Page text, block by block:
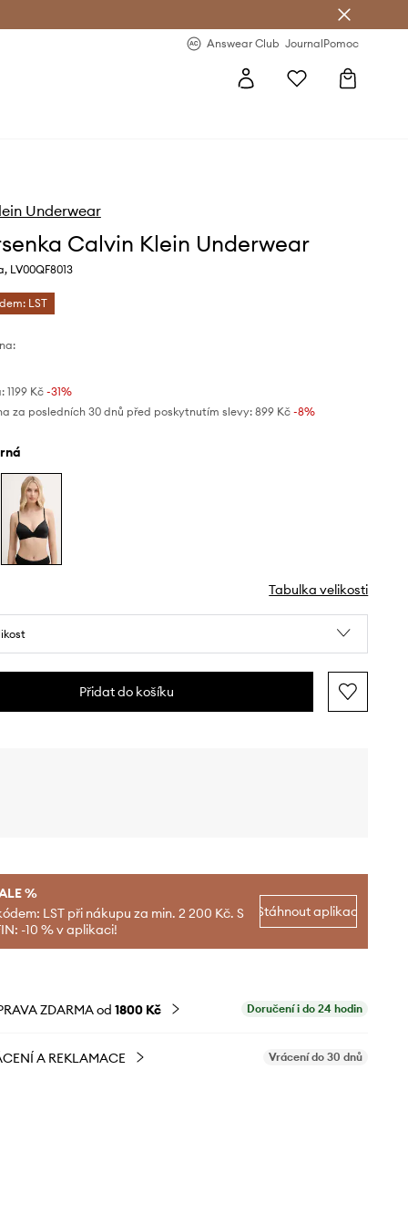
Answear Club JournalPomoc
Underwear
Calvin Klein Underwear
LV00QF8013
LST
1199 Kč-31%
za posledních 30 dnů před poskytnutím slevy: 899 Kč -8%
Tabulka velikosti
Přidat do košíku
%
LST při nákupu za min. 2 200 Kč. S
-10 % v aplikaci!
Stáhnout aplikaci
ZDARMA od 1800 Kč Doručení i do 24 hodin
A REKLAMACE Vrácení do 30 dnů